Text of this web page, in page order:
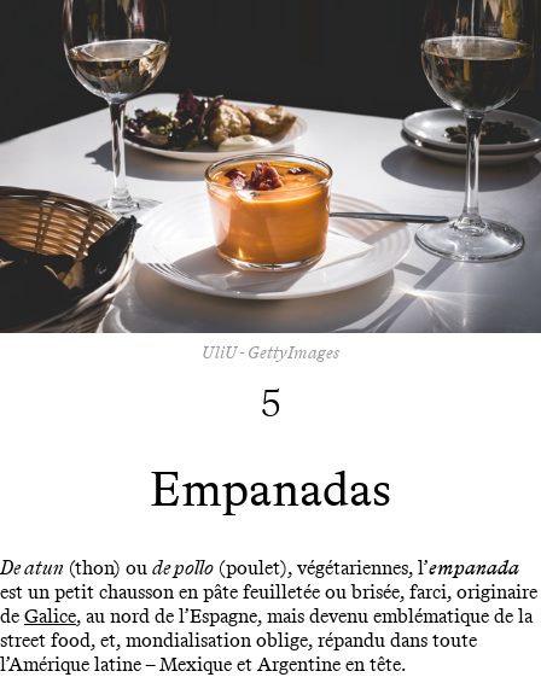
UliU - GettyImages
5
Empanadas
De atun (thon) ou de pollo (poulet), végétariennes, l’empanada
est un petit chausson en pâte feuilletée ou brisée, farci, originaire
de Galice, au nord de l’Espagne, mais devenu emblématique de la
street food, et, mondialisation oblige, répandu dans toute
l’Amérique latine – Mexique et Argentine en tête.